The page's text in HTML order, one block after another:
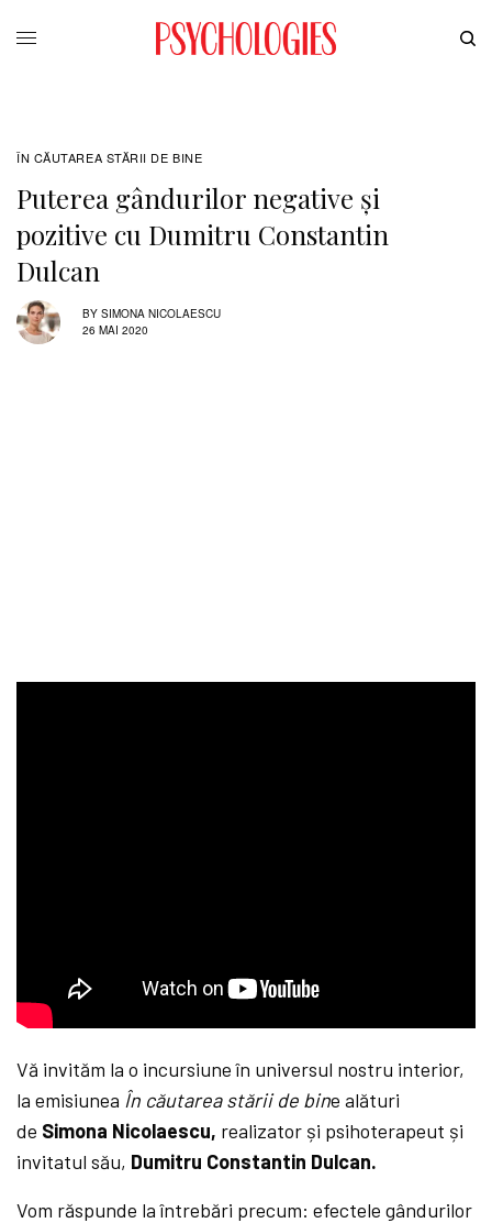
ÎN CĂUTAREA STĂRII DE BINE
Puterea gândurilor negative și
pozitive cu Dumitru Constantin
Dulcan
BY SIMONA NICOLAESCU
26 MAI 2020
Vă invităm la o incursiune în universul nostru interior,
la emisiunea În căutarea stării de bine alături
de Simona Nicolaescu, realizator și psihoterapeut și
invitatul său, Dumitru Constantin Dulcan.
Vom răspunde la întrebări precum: efectele gândurilor